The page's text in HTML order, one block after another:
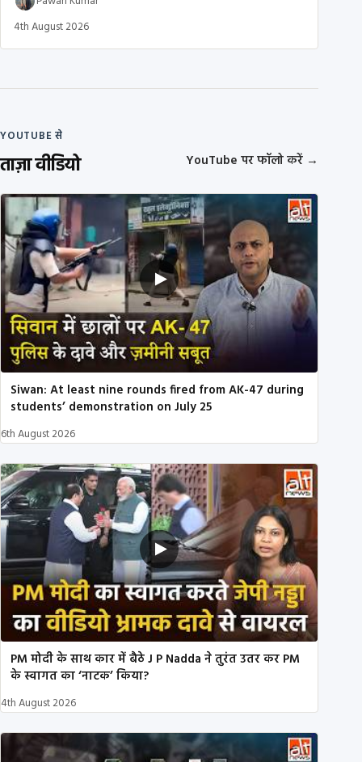
4th August 2026
YOUTUBE से
ताज़ा वीडियो YouTube पर फॉलो करें →
Siwan: At least nine rounds fired from AK-47 during
students’ demonstration on July 25
6th August 2026
PM मोदी के साथ कार में बैठे J P Nadda ने तुरंत उतर कर PM
के स्वागत का ‘नाटक’ किया?
4th August 2026